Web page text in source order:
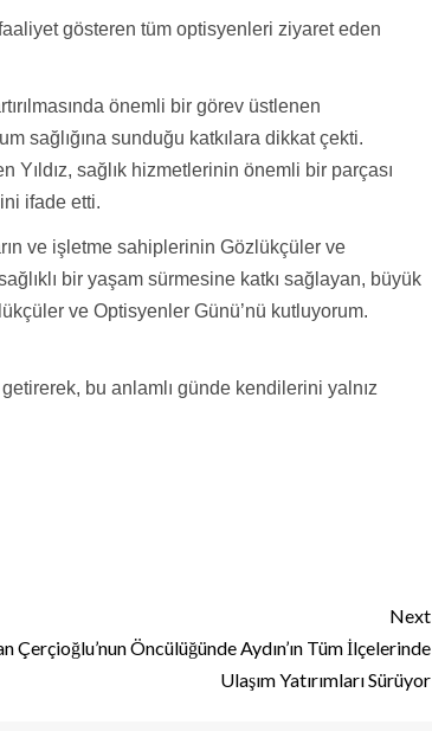
gösteren tüm optisyenleri ziyaret eden
önemli bir görev üstlenen
sağlığına sunduğu katkılara dikkat çekti.
sağlık hizmetlerinin önemli bir parçası
ifade etti.
ve işletme sahiplerinin Gözlükçüler ve
bir yaşam sürmesine katkı sağlayan, büyük
ve Optisyenler Günü’nü kutluyorum.
bu anlamlı günde kendilerini yalnız
Next
Çerçioğlu’nun Öncülüğünde Aydın’ın Tüm İlçelerinde
Ulaşım Yatırımları Sürüyor